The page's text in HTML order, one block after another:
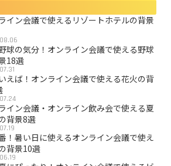
イン会議で使えるリゾートホテルの背景
球の気分！オンライン会議で使える野球
18選
えば！オンライン会議で使える花火の背
イン会議・オンライン飲み会で使える夏
背景8選
！暑い日に使えるオンライン会議で使え
背景10選